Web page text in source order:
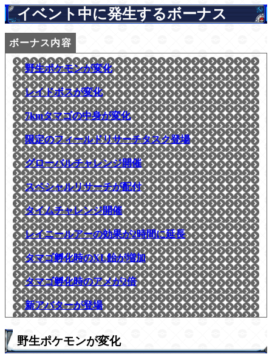
イベント中に発生するボーナス
野生ポケモンが変化
レイドボスが変化
7kmタマゴの中身が変化
限定のフィールドリサーチタスク登場
グローバルチャレンジ開催
スペシャルリサーチが配付
タイムチャレンジ開催
レイニールアーの効果が2時間に延長
タマゴ孵化時のXL飴が増加
タマゴ孵化時のアメが2倍
新アバターが登場
野生ポケモンが変化